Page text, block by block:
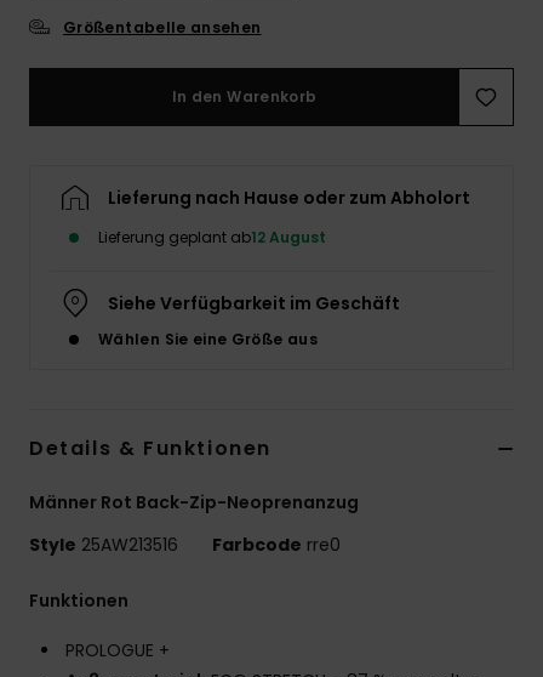
Größentabelle ansehen
In den Warenkorb
Lieferung nach Hause oder zum Abholort
Lieferung geplant ab12 August
Siehe Verfügbarkeit im Geschäft
Wählen Sie eine Größe aus
Details & Funktionen
Männer Rot Back-Zip-Neoprenanzug
Style 25AW213516 Farbcode rre0
Funktionen
PROLOGUE +